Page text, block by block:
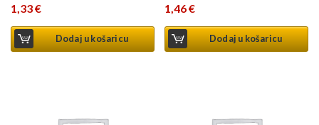
1,33€
Dodaj u košaricu
1,46€
Dodaj u košaricu